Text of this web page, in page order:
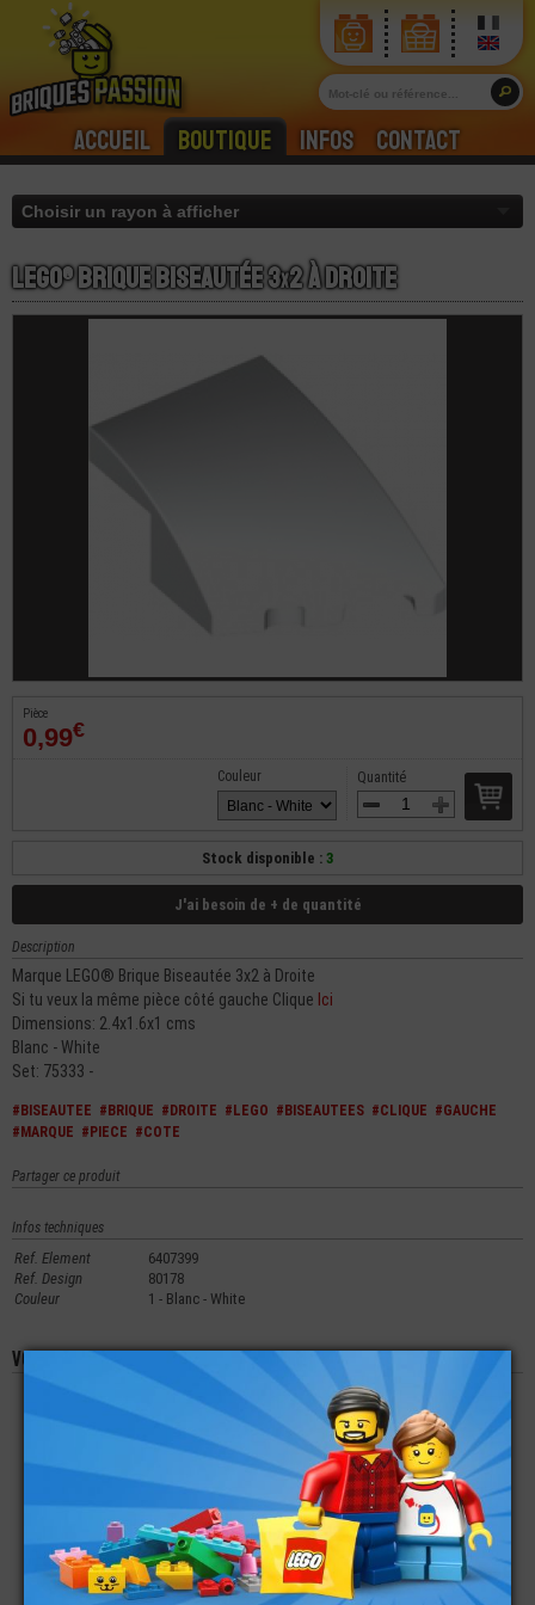
Accueil Boutique Infos Contact
LEGO® Brique Biseautée 3x2 à Droite
Pièce
0,99€
Quantité
Couleur
Stock disponible : 3
J'ai besoin de + de quantité
Description
Marque LEGO® Brique Biseautée 3x2 à Droite
Si tu veux la même pièce côté gauche Clique Ici
Dimensions: 2.4x1.6x1 cms
Blanc - White
Set: 75333 -
#BISEAUTEE #BRIQUE #DROITE #LEGO #BISEAUTEES #CLIQUE #GAUCHE
#MARQUE #PIECE #COTE
Partager ce produit
Infos techniques
Ref. Element
6407399
Ref. Design
80178
Couleur
1 - Blanc - White
Vous aimerez aussi les produits suivants
LEGO® BRIQUE 1X1X3
0,47€
LEGO® PLATE LISSE
1X2 - 45° BISEAUTÉE
À GAUCHE
0,12€
LEGO® PLATE 4X2
BISEAUTÉE À
GAUCHE
0,15€